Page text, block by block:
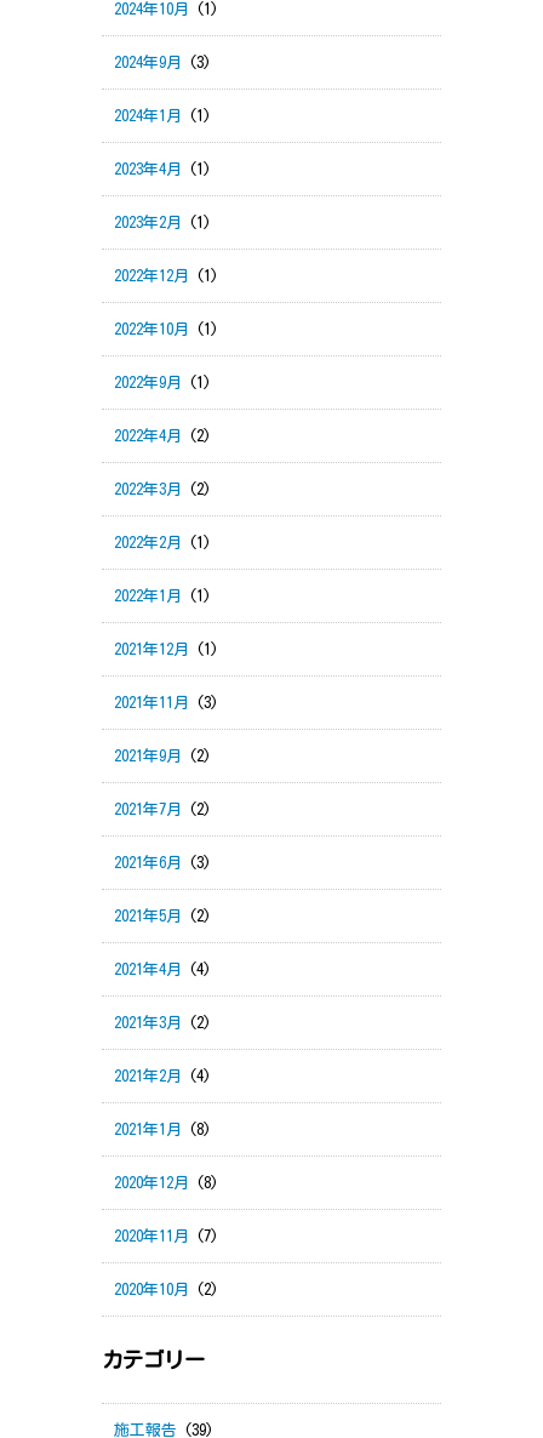
2024年10月 (1)
2024年9月 (3)
2024年1月 (1)
2023年4月 (1)
2023年2月 (1)
2022年12月 (1)
2022年10月 (1)
2022年9月 (1)
2022年4月 (2)
2022年3月 (2)
2022年2月 (1)
2022年1月 (1)
2021年12月 (1)
2021年11月 (3)
2021年9月 (2)
2021年7月 (2)
2021年6月 (3)
2021年5月 (2)
2021年4月 (4)
2021年3月 (2)
2021年2月 (4)
2021年1月 (8)
2020年12月 (8)
2020年11月 (7)
2020年10月 (2)
カテゴリー
施工報告 (39)